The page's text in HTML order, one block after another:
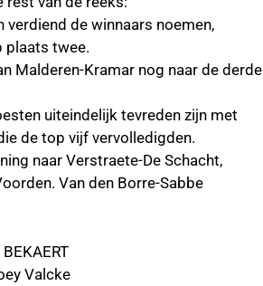
de winnaars noemen,
plaats twee.
Malderen-Kramar nog naar de derde
uiteindelijk tevreden zijn met
de top vijf vervolledigden.
naar Verstraete-De Schacht,
Van den Borre-Sabbe
Valcke